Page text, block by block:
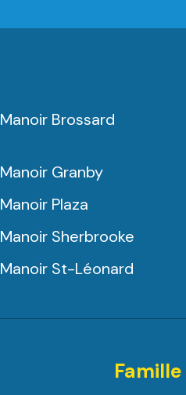
Manoir Brossard
Manoir Granby
Manoir Plaza
Manoir Sherbrooke
Manoir St-Léonard